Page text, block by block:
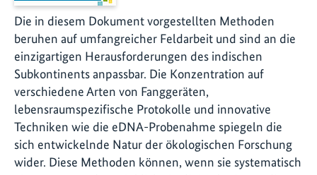
Die in diesem Dokument vorgestellten Methoden
beruhen auf umfangreicher Feldarbeit und sind an die
einzigartigen Herausforderungen des indischen
Subkontinents anpassbar. Die Konzentration auf
verschiedene Arten von Fanggeräten,
lebensraumspezifische Protokolle und innovative
Techniken wie die eDNA-Probenahme spiegeln die
sich entwickelnde Natur der ökologischen Forschung
wider. Diese Methoden können, wenn sie systematisch